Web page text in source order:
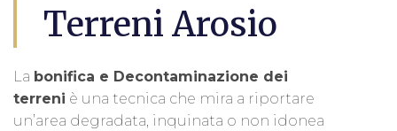
Terreni Arosio
La bonifica e Decontaminazione dei
terreni è una tecnica che mira a riportare
un’area degradata, inquinata o non idonea